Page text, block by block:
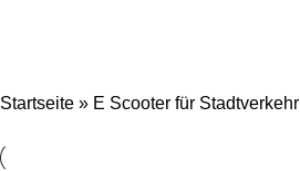
Startseite » E Scooter für Stadtverkehr